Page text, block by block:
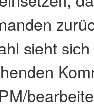
sieht